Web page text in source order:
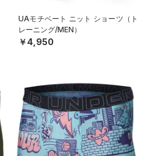
UAモチベート ニット ショーツ（ト
レーニング/MEN）
￥4,950